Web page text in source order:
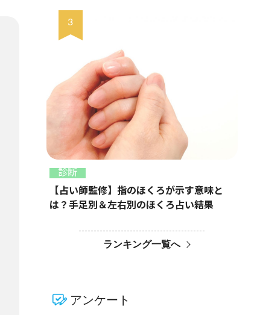
診断
【占い師監修】指のほくろが示す意味と
は？手足別＆左右別のほくろ占い結果
ランキング一覧へ
アンケート